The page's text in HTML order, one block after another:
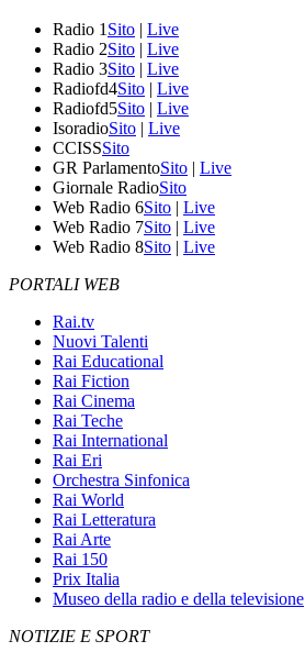
Radio 1 Sito | Live
Radio 2Sito | Live
Radio 3Sito | Live
Radiofd4Sito | Live
Radiofd5Sito | Live
IsoradioSito | Live
CCISSSito
GR ParlamentoSito | Live
Giornale RadioSito
Web Radio 6Sito | Live
Web Radio 7Sito | Live
Web Radio 8Sito | Live
PORTALI WEB
Rai.tv
Nuovi Talenti
Rai Educational
Rai Fiction
Rai Cinema
Rai Teche
Rai International
Rai Eri
Orchestra Sinfonica
Rai World
Rai Letteratura
Rai Arte
Rai 150
Prix Italia
Museo della radio e della televisione
NOTIZIE E SPORT